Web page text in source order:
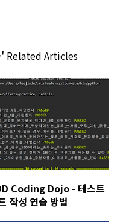
' Related Articles
Coding Dojo - 테스트
작성 연습 방법